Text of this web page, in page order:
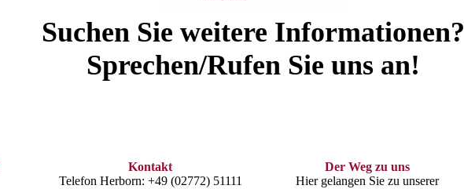
Suchen Sie weitere Informationen?
Sprechen/Rufen Sie uns an!
Kontakt
Telefon Herborn: +49 (02772) 51111
Der Weg zu uns
Hier gelangen Sie zu unserer